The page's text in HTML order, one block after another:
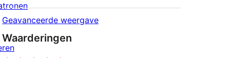
Geavanceerde weergave
Waarderingen